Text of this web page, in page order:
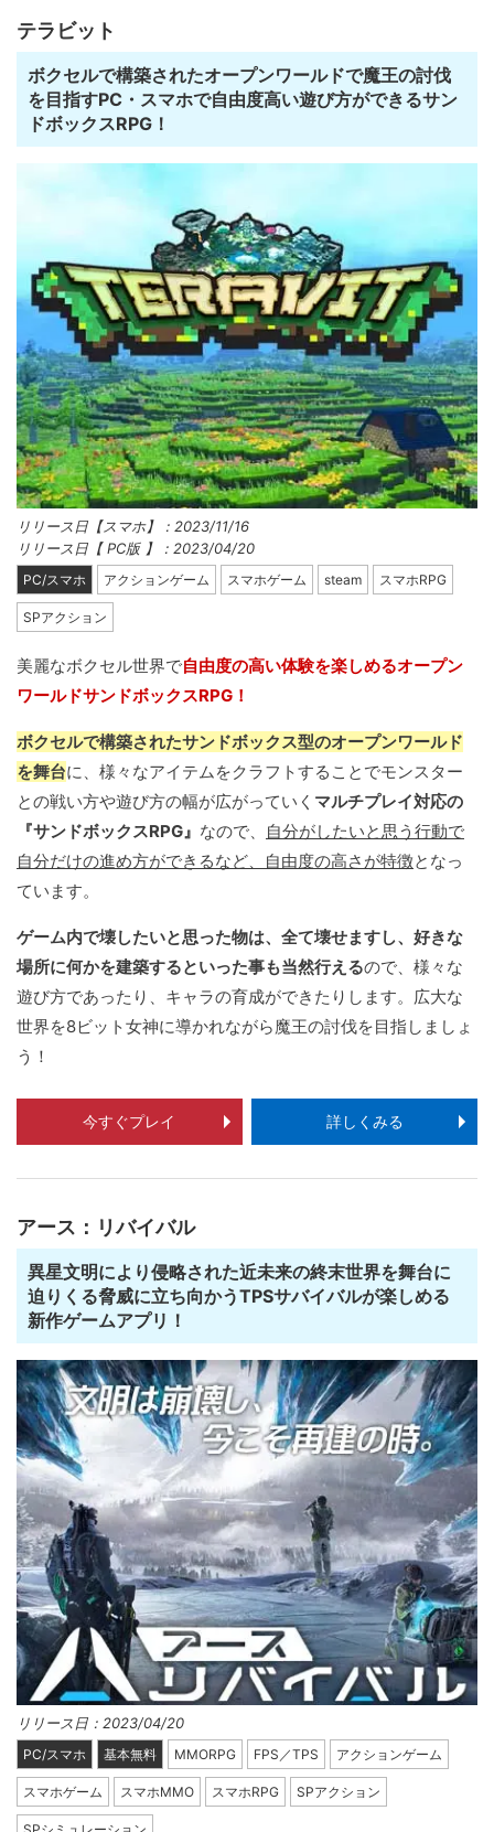
テラビット
ボクセルで構築されたオープンワールドで魔王の討伐
を目指すPC・スマホで自由度高い遊び方ができるサン
ドボックスRPG！
リリース日【スマホ】：2023/11/16
リリース日【 PC版 】：2023/04/20
PC/スマホ アクションゲーム スマホゲーム steam スマホRPG
SPアクション
美麗なボクセル世界で自由度の高い体験を楽しめるオープン
ワールドサンドボックスRPG！
ボクセルで構築されたサンドボックス型のオープンワールド
を舞台に、様々なアイテムをクラフトすることでモンスター
との戦い方や遊び方の幅が広がっていく マルチプレイ対応の
『サンドボックスRPG』 なので、
自分がしたいと思う行動で
自分だけの進め方ができるなど、自由度の高さが特徴となっ
ています。
ゲーム内で壊したいと思った物は、全て壊せますし、好きな
場所に何かを建築するといった事も当然行えるので、様々な
遊び方であったり、キャラの育成ができたりします。広大な
世界を8ビット女神に導かれながら魔王の討伐を目指しましょ
う！
今すぐプレイ 詳しくみる
アース：リバイバル
異星文明により侵略された近未来の終末世界を舞台に
迫りくる脅威に立ち向かうTPSサバイバルが楽しめる
新作ゲームアプリ！
リリース日：2023/04/20
PC/スマホ 基本無料 MMORPG FPS／TPS アクションゲーム
スマホゲーム スマホMMO スマホRPG SPアクション